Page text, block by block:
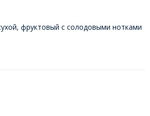
фруктовый с солодовыми нотками